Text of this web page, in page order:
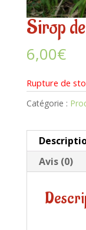
Sirop
6,00€
Rupture de
Catégorie :
Avis (0)